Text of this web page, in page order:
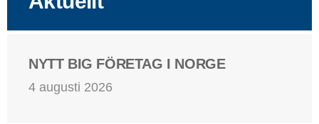
NYTT BIG FÖRETAG I NORGE
4 augusti 2026